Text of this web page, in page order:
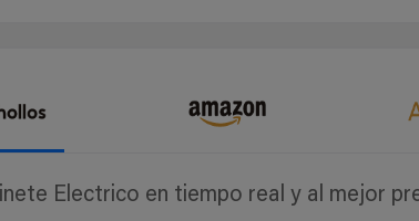
Electrico en tiempo real y al mejor